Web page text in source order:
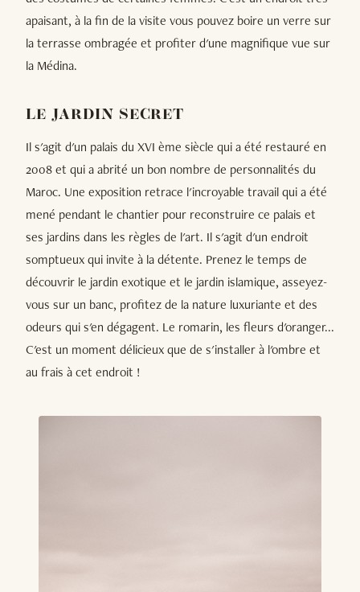
apaisant, à la fin de la visite vous pouvez boire un verre sur
la terrasse ombragée et profiter d'une magnifique vue sur
la Médina.
LE JARDIN SECRET
Il s'agit d'un palais du XVI ème siècle qui a été restauré en
2008 et qui a abrité un bon nombre de personnalités du
Maroc. Une exposition retrace l'incroyable travail qui a été
mené pendant le chantier pour reconstruire ce palais et
ses jardins dans les règles de l'art. Il s'agit d'un endroit
somptueux qui invite à la détente. Prenez le temps de
découvrir le jardin exotique et le jardin islamique, asseyez-
vous sur un banc, profitez de la nature luxuriante et des
odeurs qui s'en dégagent. Le romarin, les fleurs d'oranger...
C'est un moment délicieux que de s'installer à l'ombre et
au frais à cet endroit !